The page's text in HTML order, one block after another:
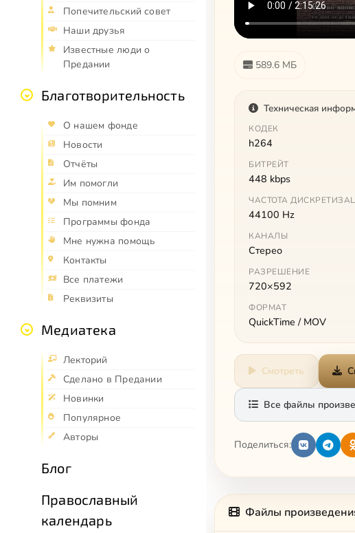
Попечительский совет
Наши друзья
Известные люди о
Предании
Благотворительность
О нашем фонде
Новости
Отчёты
Им помогли
Мы помним
Программы фонда
Мне нужна помощь
Контакты
Все платежи
Реквизиты
Медиатека
Лекторий
Сделано в Предании
Новинки
Популярное
Авторы
Блог
Православный
календарь
589.6 МБ
Техническая
КОДЕК
h264
БИТРЕЙТ
448 kbps
ЧАСТОТА
44100 Hz
КАНАЛЫ
Стерео
РАЗРЕШЕНИЕ
720×592
ФОРМАТ
QuickTime / MOV
Смотреть
Все файлы
Поделиться:
Файлы